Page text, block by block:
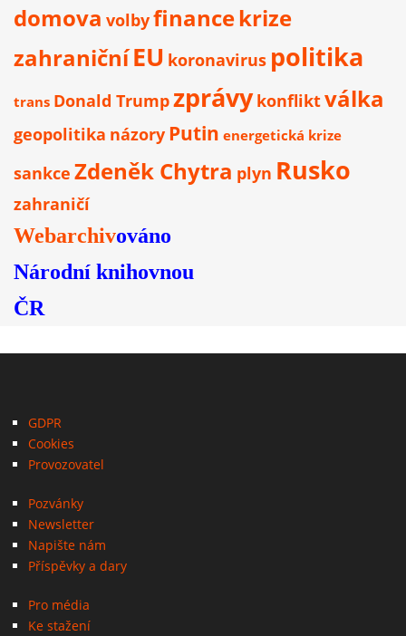
domova volbyfinancekrize
zahraničníEU koronavirus politika
trans Donald Trumpzprávy konfliktválka
geopolitika názory Putin energetická krize
sankce Zdeněk Chytra plyn Rusko
zahraničí
Webarchivováno
Národní knihovnou
ČR
GDPR
Cookies
Provozovatel
Pozvánky
Newsletter
Napište nám
Příspěvky a dary
Pro média
Ke stažení